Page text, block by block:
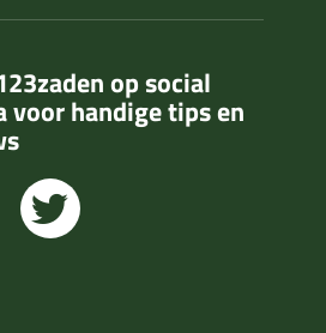
op social
voor handige tips en